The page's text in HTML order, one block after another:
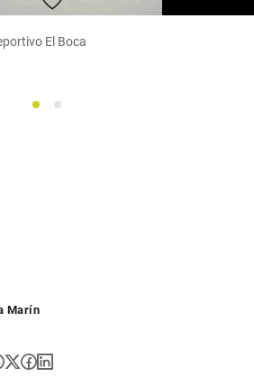
El Boca
1 2
Marín